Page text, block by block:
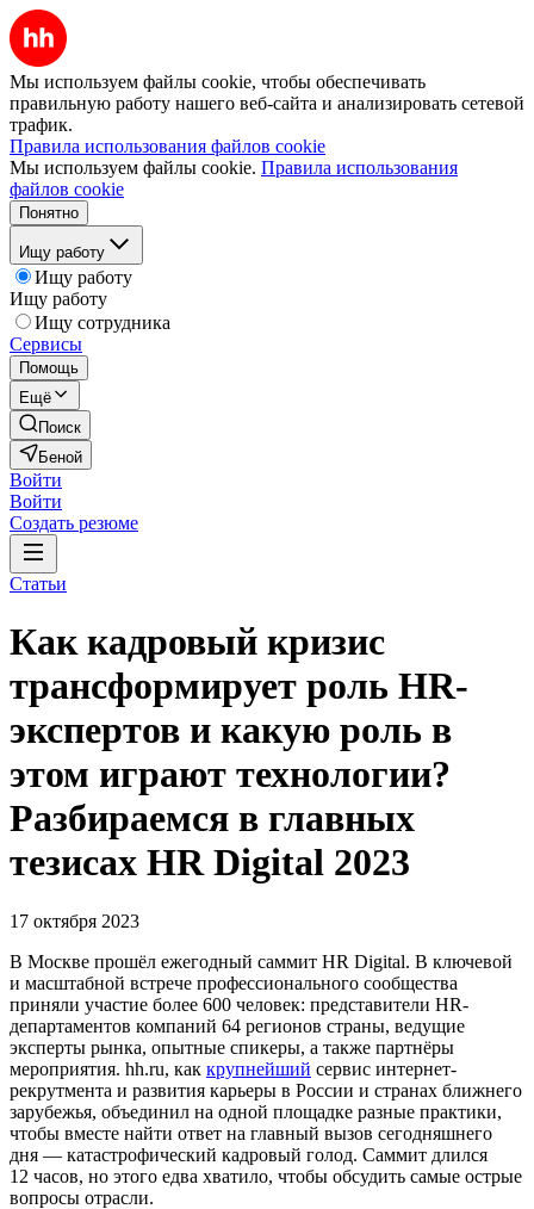
Мы используем файлы cookie, чтобы обеспечивать
правильную работу нашего веб-сайта и анализировать сетевой
трафик.
Правила использования файлов cookie
Мы используем файлы cookie. Правила использования
файлов cookie
Понятно
Ищу работу
Ищу работу
Ищу работу
Ищу сотрудника
Сервисы
Помощь
Ещё
Поиск
Беной
Войти
Войти
Создать резюме
Статьи
Как кадровый кризис
трансформирует роль HR-
экспертов и какую роль в
этом играют технологии?
Разбираемся в главных
тезисах HR Digital 2023
17 октября 2023
В Москве прошёл ежегодный саммит HR Digital. В ключевой
и масштабной встрече профессионального сообщества
приняли участие более 600 человек: представители HR-
департаментов компаний 64 регионов страны, ведущие
эксперты рынка, опытные спикеры, а также партнёры
мероприятия. hh.ru, как крупнейший сервис интернет-
рекрутмента и развития карьеры в России и странах ближнего
зарубежья, объединил на одной площадке разные практики,
чтобы вместе найти ответ на главный вызов сегодняшнего
дня — катастрофический кадровый голод. Саммит длился
12 часов, но этого едва хватило, чтобы обсудить самые острые
вопросы отрасли.